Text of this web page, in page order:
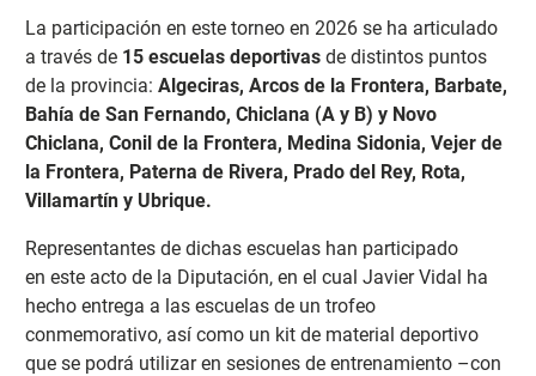
La participación en este torneo en 2026 se ha articulado
a través de 15 escuelas deportivasde distintos puntos
de la provincia: Algeciras, Arcos de la Frontera, Barbate,
Bahía de San Fernando, Chiclana (A y B) y Novo
Chiclana, Conil de la Frontera, Medina Sidonia, Vejer de
la Frontera, Paterna de Rivera, Prado del Rey, Rota,
Villamartín y Ubrique.
Representantes de dichas escuelas han participado
en este acto de la Diputación, en el cual Javier Vidal ha
hecho entrega a las escuelas de un trofeo
conmemorativo, así como un kit de material deportivo
que se podrá utilizar en sesiones de entrenamiento –con